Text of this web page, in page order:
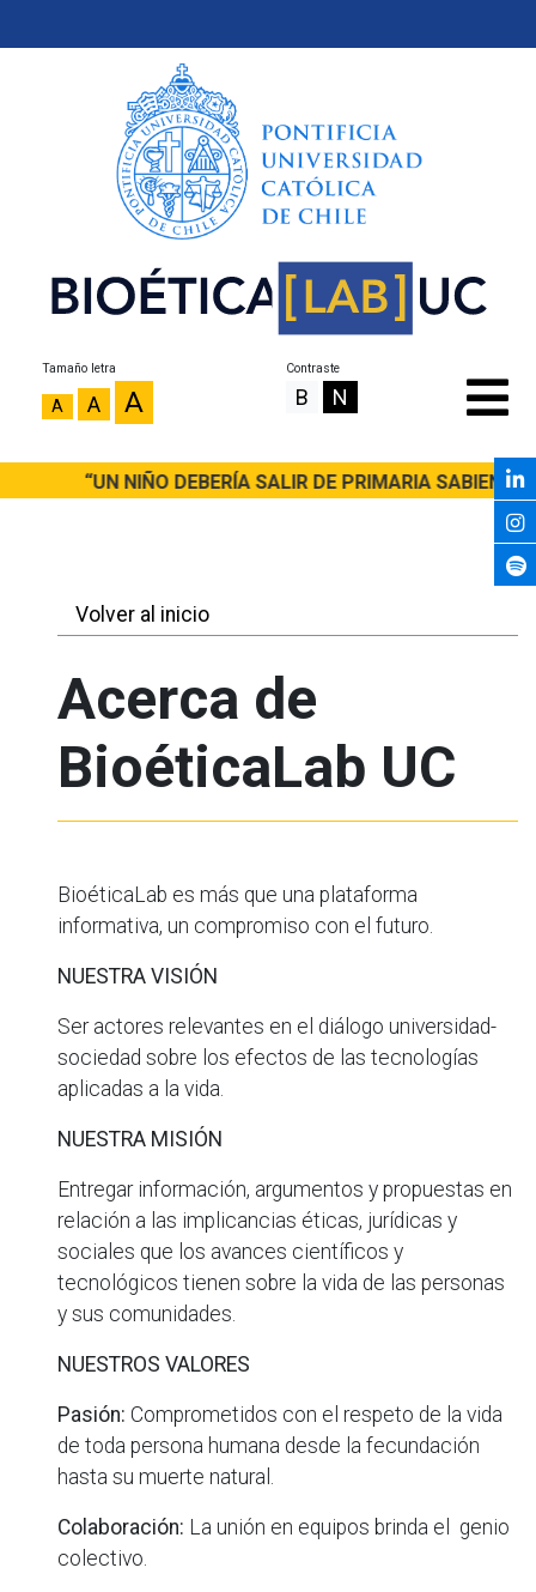
Tamaño letra
A A A
Contraste
B N
“UN NIÑO DEBERÍA SALIR DE PRIMARIA SABIENDO
Volver al inicio
Acerca de
BioéticaLab UC
BioéticaLab es más que una plataforma
informativa, un compromiso con el futuro.
NUESTRA VISIÓN
Ser actores relevantes en el diálogo universidad-
sociedad sobre los efectos de las tecnologías
aplicadas a la vida.
NUESTRA MISIÓN
Entregar información, argumentos y propuestas en
relación a las implicancias éticas, jurídicas y
sociales que los avances científicos y
tecnológicos tienen sobre la vida de las personas
y sus comunidades.
NUESTROS VALORES
Pasión: Comprometidos con el respeto de la vida
de toda persona humana desde la fecundación
hasta su muerte natural.
Colaboración: La unión en equipos brinda el genio
colectivo.